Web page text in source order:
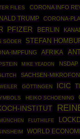
FILES CORONA INFO
TRUMP CORONA-
PFIZER BERLIN
SÖDER STEFAN
IMPFUNG AFRIKA
MIKE YEADON NSDAP
SACHSEN-MIKROFON
GÖTTINGEN ICIC
HEIKO SCHOENING
INSTITUT
FLUTHILFE
WORLD